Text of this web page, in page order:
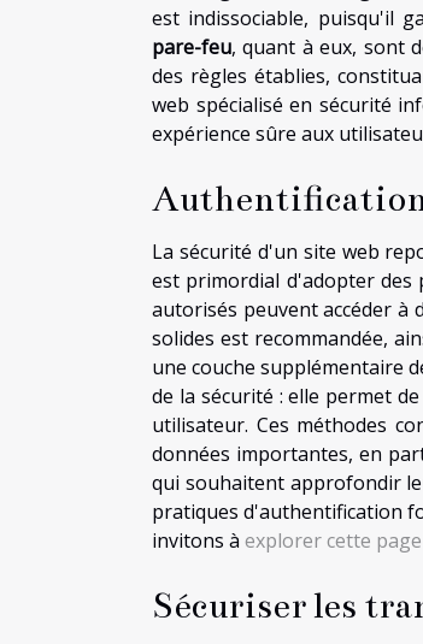
est indissociable, puisqu'il
pare-feu, quant à eux, sont
des règles établies,
web spécialisé en sécurité
expérience sûre aux
Authentification
La sécurité d'un site web
est primordial d'adopter
autorisés peuvent accéder à
solides est recommandée,
une couche supplémentaire
de la sécurité : elle permet
utilisateur. Ces méthodes
données importantes, en
qui souhaitent approfondir
pratiques d'authentification
invitons à explorer cette
Sécuriser les